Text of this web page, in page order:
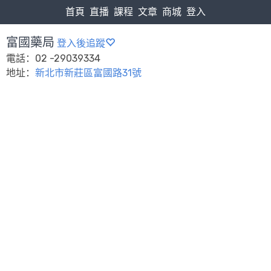
首頁 直播 課程 文章 商城 登入
富國藥局 登入後追蹤
電話：02 -29039334
地址： 新北市新莊區富國路31號